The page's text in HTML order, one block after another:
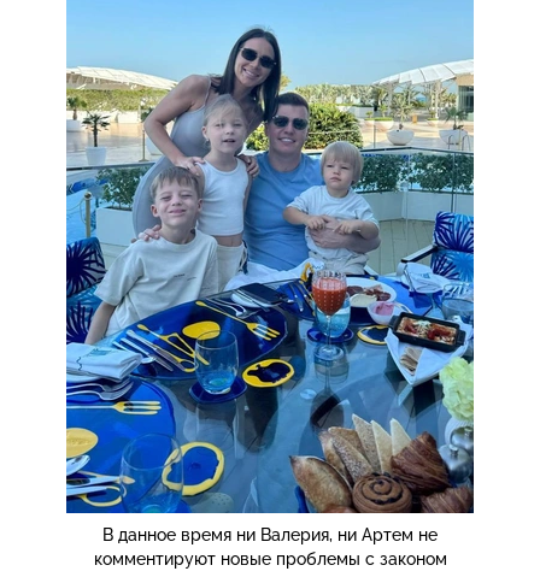
В данное время ни Валерия, ни Артем не
комментируют новые проблемы с законом